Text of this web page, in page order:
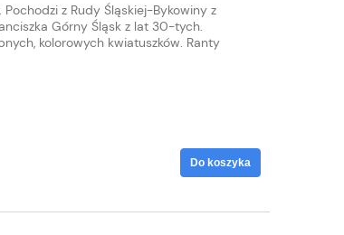
z Rudy Śląskiej-Bykowiny z
Górny Śląsk z lat 30-tych.
kolorowych kwiatuszków. Ranty
Do koszyka